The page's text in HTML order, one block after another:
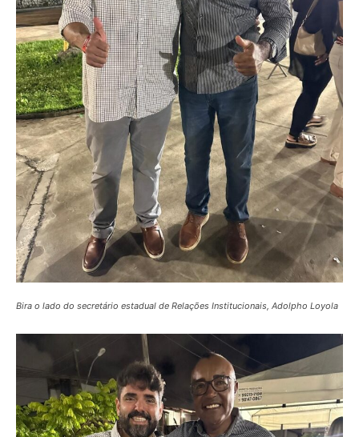
Bira o lado do secretário estadual de Relações Institucionais, Adolpho Loyola